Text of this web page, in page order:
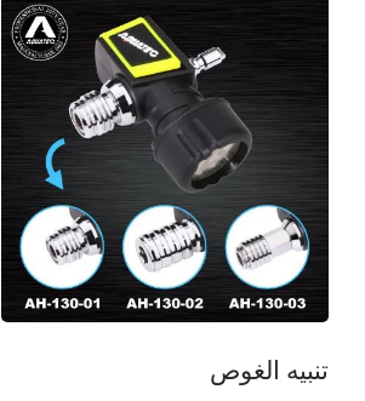
تنبيه الغوص